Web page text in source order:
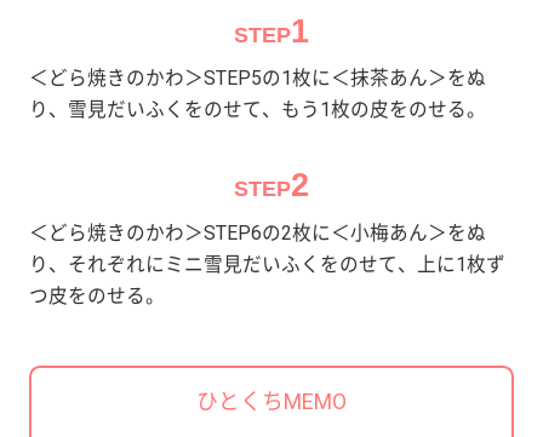
STEP1
＜どら焼きのかわ＞STEP5の1枚に＜抹茶あん＞をぬ
り、雪見だいふくをのせて、もう1枚の皮をのせる。
STEP2
＜どら焼きのかわ＞STEP6の2枚に＜小梅あん＞をぬ
り、それぞれにミニ雪見だいふくをのせて、上に1枚ず
つ皮をのせる。
ひとくちMEMO